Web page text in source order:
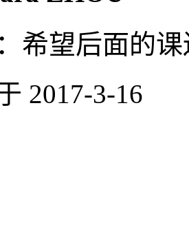
希望后面的
2017-3-16